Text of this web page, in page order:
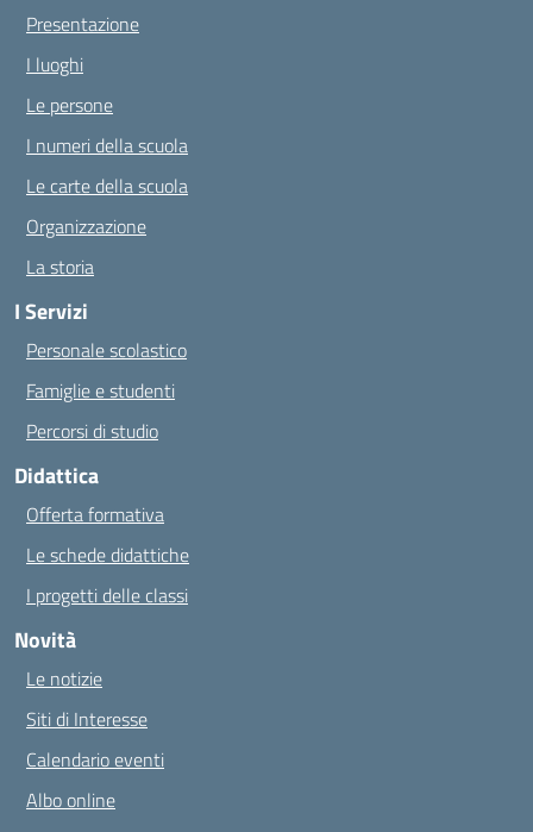
Presentazione
I luoghi
Le persone
I numeri della scuola
Le carte della scuola
Organizzazione
La storia
I Servizi
Personale scolastico
Famiglie e studenti
Percorsi di studio
Didattica
Offerta formativa
Le schede didattiche
I progetti delle classi
Novità
Le notizie
Siti di Interesse
Calendario eventi
Albo online